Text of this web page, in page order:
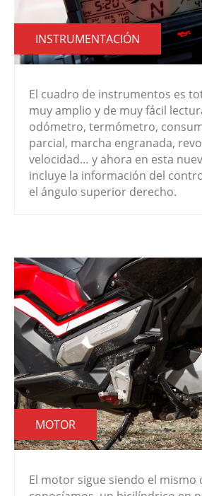
INSTRUMENTACIÓN
El cuadro de instrumentos es
muy amplio y de muy fácil
odómetro, termómetro,
parcial, marcha engranada,
velocidad… y ahora en esta
incluye la información del
el ángulo superior derecho.
MOTOR
El motor sigue siendo el mismo